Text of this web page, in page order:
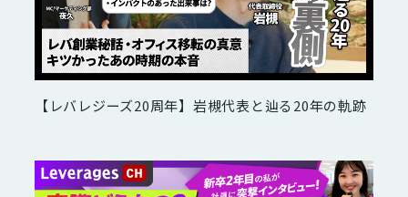
【レバレジーズ20周年】岩槻代表と辿る20年の軌跡